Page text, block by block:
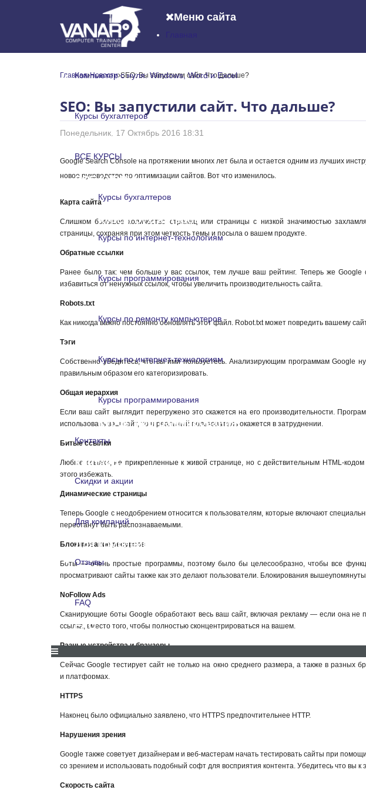
Меню сайта
Компьютер с нуля: Windows, Word и Excel
Компьютер с нуля: Windows, Word и Excel
Курсы бухгалтеров
Курсы бухгалтеров
ВСЕ КУРСЫ
ВСЕ КУРСЫ
Курсы бухгалтеров
Курсы бухгалтеров
Курсы по интернет-технологиям
Курсы программирования
Курсы по ремонту компьютеров
Курсы по интернет-технологиям
Курсы программирования
Курсы программирования
Контакты
Контакты
Скидки и акции
Для компаний
Для компаний
Отзывы
FAQ
FAQ
СКИДКИ И АКЦИИ
Главная Новости SEO: Вы запустили сайт. Что дальше?
SEO: Вы запустили сайт. Что дальше?
Понедельник, 17 Октябрь 2016 18:31
Google Search Console на протяжении многих лет была и остается одним из лучших
новое руководство по оптимизации сайтов. Вот что изменилось.
Карта сайта
Слишком большое количество страниц или страницы с низкой значимостью
страницы, сохраняя при этом четкость темы и посыла о вашем продукте.
Обратные ссылки
Ранее было так: чем больше у вас ссылок, тем лучше ваш рейтинг. Теперь же Google
избавиться от ненужных ссылок, чтобы увеличить производительность сайта.
Robots.txt
Как никогда важно постоянно обновлять этот файл. Robot.txt может повредить вашему
Тэги
Собственно убедитесь, что вы ими пользуетесь. Анализирующим программам Google
правильным образом его категоризировать.
Общая иерархия
Если ваш сайт выглядит перегружено это скажется на его производительности.
использовать ваш сайт, то и реальный пользователь окажется в затруднении.
Битые ссылки
Любые ссылки, не прикрепленные к живой странице, но с действительным HTML-кодом
этого избежать.
Динамические страницы
Теперь Google с неодобрением относится к пользователям, которые включают
перестанут быть распознаваемыми.
Блокирование ресурсов
Боты — очень простые программы, поэтому было бы целесообразно, чтобы все
просматривают сайты также как это делают пользователи. Блокирования
NoFollow Ads
Сканирующие боты Google обработают весь ваш сайт, включая рекламу — если она не
ссылка, вместо того, чтобы полностью сконцентрироваться на вашем.
Разные устройства и браузеры
Сейчас Google тестирует сайт не только на окно среднего размера, а также в разных
и платформах.
HTTPS
Наконец было официально заявлено, что HTTPS предпочтительнее HTTP.
Нарушения зрения
Google также советует дизайнерам и веб-мастерам начать тестировать сайты при
со зрением и использовать подобный софт для восприятия контента. Убедитесь что вы к
Скорость сайта